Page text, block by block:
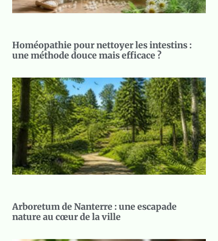
Homéopathie pour nettoyer les intestins :
une méthode douce mais efficace ?
Arboretum de Nanterre : une escapade
nature au cœur de la ville